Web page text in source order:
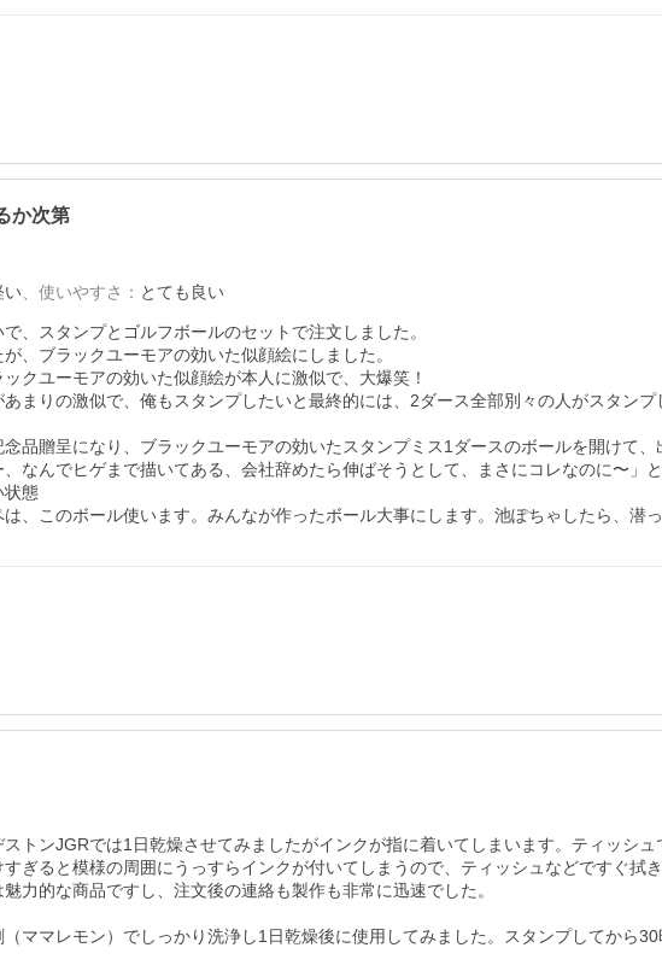
か次第
い、 使いやすさ ： とても良い
、スタンプとゴルフボールのセットで注文しました。
、ブラックユーモアの効いた似顔絵にしました。
クユーモアの効いた似顔絵が本人に激似で、大爆笑！
まりの激似で、俺もスタンプしたいと最終的には、2ダース全部別々の人がスタン
品贈呈になり、ブラックユーモアの効いたスタンプミス1ダースのボールを開けて
なんでヒゲまで描いてある、会社辞めたら伸ばそうとして、まさにコレなのに〜」
状態
は、このボール使います。みんなが作ったボール大事にします。池ぽちゃしたら、潜
トンJGRでは1日乾燥させてみましたがインクが指に着いてしまいます。ティッシ
ぎると模様の周囲にうっすらインクが付いてしまうので、ティッシュなどですぐ拭き
力的な商品ですし、注文後の連絡も製作も非常に迅速でした。
ママレモン）でしっかり洗浄し1日乾燥後に使用してみました。スタンプしてから